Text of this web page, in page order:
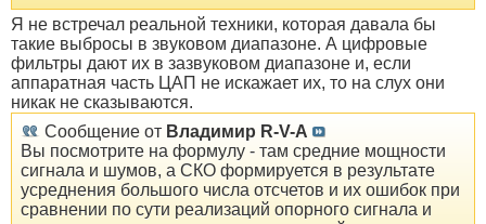
Я не встречал реальной техники, которая давала бы
такие выбросы в звуковом диапазоне. А цифровые
фильтры дают их в зазвуковом диапазоне и, если
аппаратная часть ЦАП не искажает их, то на слух они
никак не сказываются.
Сообщение от Владимир R-V-A
Вы посмотрите на формулу - там средние мощности
сигнала и шумов, а СКО формируется в результате
усреднения большого числа отсчетов и их ошибок при
сравнении по сути реализаций опорного сигнала и